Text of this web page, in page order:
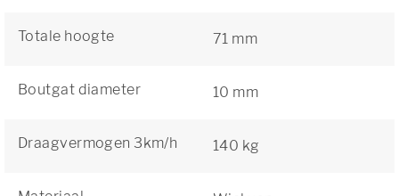
Totale hoogte 71 mm
Boutgat diameter 10 mm
Draagvermogen 3km/h 140 kg